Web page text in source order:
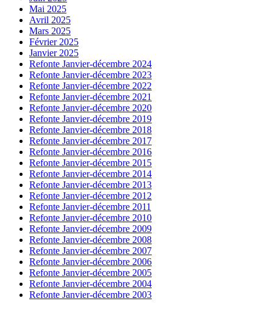
Mai 2025
Avril 2025
Mars 2025
Février 2025
Janvier 2025
Refonte Janvier-décembre 2024
Refonte Janvier-décembre 2023
Refonte Janvier-décembre 2022
Refonte Janvier-décembre 2021
Refonte Janvier-décembre 2020
Refonte Janvier-décembre 2019
Refonte Janvier-décembre 2018
Refonte Janvier-décembre 2017
Refonte Janvier-décembre 2016
Refonte Janvier-décembre 2015
Refonte Janvier-décembre 2014
Refonte Janvier-décembre 2013
Refonte Janvier-décembre 2012
Refonte Janvier-décembre 2011
Refonte Janvier-décembre 2010
Refonte Janvier-décembre 2009
Refonte Janvier-décembre 2008
Refonte Janvier-décembre 2007
Refonte Janvier-décembre 2006
Refonte Janvier-décembre 2005
Refonte Janvier-décembre 2004
Refonte Janvier-décembre 2003